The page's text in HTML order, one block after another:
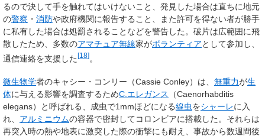
るので決して手を触れてはいけないこと、発見した場合は直ちに地元
の警察 ・ 消防や政府機関に報告すること、また許可を得ない者が勝手
に私有した場合は処罰されることなどを警告した。破片は広範囲に飛
散したため、多数のアマチュア無線家がボランティアとして参加し、
通信連絡を支援した[18]。
微生物学者のキャシー・コンリー（Cassie Conley）は、 無重力が生
体に与える影響を調査するためC.エレガンス
（Caenorhabditis
elegans）と呼ばれる、成虫で1mmほどになる線虫をシャーレに入
れ、 アルミニウムの容器で密封してコロンビアに搭載した。それらは
再突入時の熱や地表に激突した際の衝撃にも耐え、事故から数週間後